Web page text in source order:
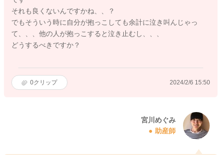
それも良くないんですかね、、？
でもそういう時に自分が抱っこしても余計に泣き叫んじゃっ
て、、、他の人が抱っこすると泣き止むし、、、
どうするべきですか？
0クリップ 2024/2/6 15:50
宮川めぐみ
助産師